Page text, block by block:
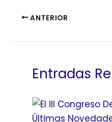
ANTERIOR
Entradas